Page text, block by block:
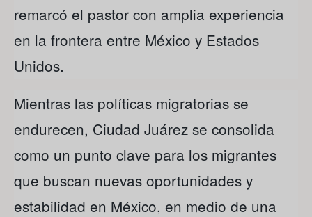
remarcó el pastor con amplia experiencia
en la frontera entre México y Estados
Unidos.
Mientras las políticas migratorias se
endurecen, Ciudad Juárez se consolida
como un punto clave para los migrantes
que buscan nuevas oportunidades y
estabilidad en México, en medio de una